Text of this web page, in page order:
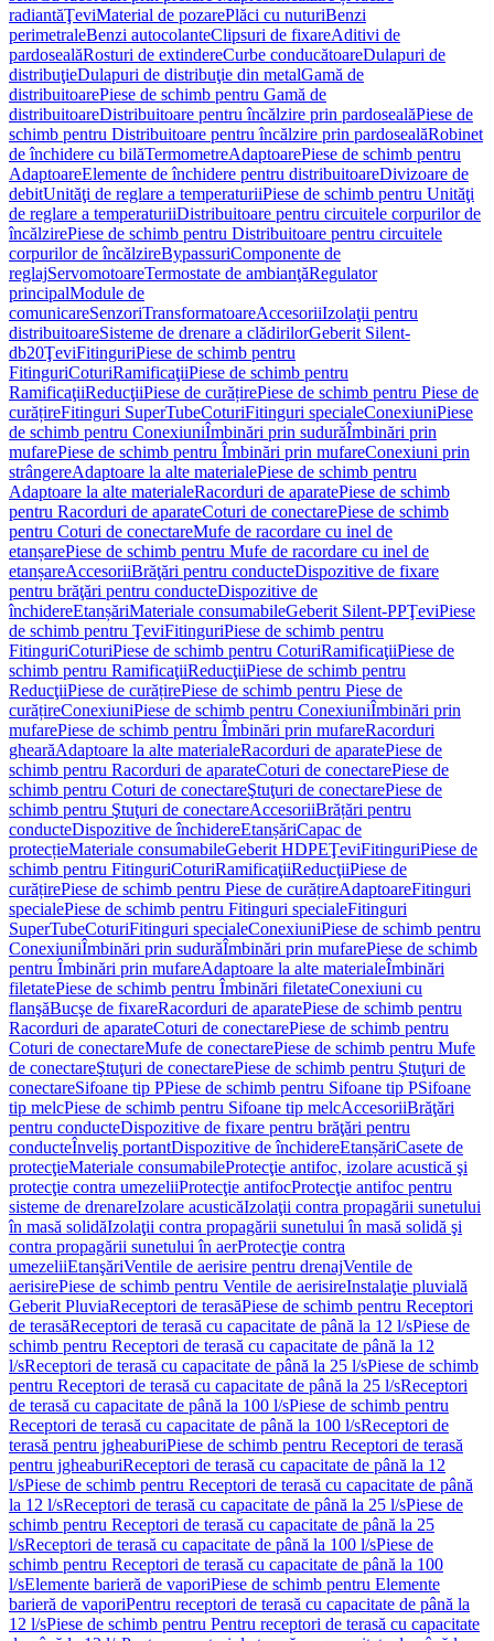
radiantăŢeviMaterial de pozarePlăci cu nuturiBenzi
perimetraleBenzi autocolanteClipsuri de fixareAditivi de
pardosealăRosturi de extindereCurbe conducătoareDulapuri de
distribuţieDulapuri de distribuţie din metalGamă de
distribuitoarePiese de schimb pentru Gamă de
distribuitoareDistribuitoare pentru încălzire prin pardosealăPiese de
schimb pentru Distribuitoare pentru încălzire prin pardosealăRobinet
de închidere cu bilăTermometreAdaptoarePiese de schimb pentru
AdaptoareElemente de închidere pentru distribuitoareDivizoare de
debitUnităţi de reglare a temperaturiiPiese de schimb pentru Unităţi
de reglare a temperaturiiDistribuitoare pentru circuitele corpurilor de
încălzirePiese de schimb pentru Distribuitoare pentru circuitele
corpurilor de încălzireBypassuriComponente de
reglajServomotoareTermostate de ambianţăRegulator
principalModule de
comunicareSenzoriTransformatoareAccesoriiIzolaţii pentru
distribuitoareSisteme de drenare a clădirilorGeberit Silent-
db20ŢeviFitinguriPiese de schimb pentru
FitinguriCoturiRamificaţiiPiese de schimb pentru
RamificaţiiReducţiiPiese de curățirePiese de schimb pentru Piese de
curățireFitinguri SuperTubeCoturiFitinguri specialeConexiuniPiese
de schimb pentru ConexiuniÎmbinări prin sudurăÎmbinări prin
mufarePiese de schimb pentru Îmbinări prin mufareConexiuni prin
strângereAdaptoare la alte materialePiese de schimb pentru
Adaptoare la alte materialeRacorduri de aparatePiese de schimb
pentru Racorduri de aparateCoturi de conectarePiese de schimb
pentru Coturi de conectareMufe de racordare cu inel de
etanșarePiese de schimb pentru Mufe de racordare cu inel de
etanșareAccesoriiBrăţări pentru conducteDispozitive de fixare
pentru brăţări pentru conducteDispozitive de
închidereEtanșăriMateriale consumabileGeberit Silent-PPŢeviPiese
de schimb pentru ŢeviFitinguriPiese de schimb pentru
FitinguriCoturiPiese de schimb pentru CoturiRamificaţiiPiese de
schimb pentru RamificaţiiReducţiiPiese de schimb pentru
ReducţiiPiese de curățirePiese de schimb pentru Piese de
curățireConexiuniPiese de schimb pentru ConexiuniÎmbinări prin
mufarePiese de schimb pentru Îmbinări prin mufareRacorduri
ghearăAdaptoare la alte materialeRacorduri de aparatePiese de
schimb pentru Racorduri de aparateCoturi de conectarePiese de
schimb pentru Coturi de conectareŞtuţuri de conectarePiese de
schimb pentru Ştuţuri de conectareAccesoriiBrățări pentru
conducteDispozitive de închidereEtanșăriCapac de
protecțieMateriale consumabileGeberit HDPEŢeviFitinguriPiese de
schimb pentru FitinguriCoturiRamificaţiiReducţiiPiese de
curățirePiese de schimb pentru Piese de curățireAdaptoareFitinguri
specialePiese de schimb pentru Fitinguri specialeFitinguri
SuperTubeCoturiFitinguri specialeConexiuniPiese de schimb pentru
ConexiuniÎmbinări prin sudurăÎmbinări prin mufarePiese de schimb
pentru Îmbinări prin mufareAdaptoare la alte materialeÎmbinări
filetatePiese de schimb pentru Îmbinări filetateConexiuni cu
flanşăBucşe de fixareRacorduri de aparatePiese de schimb pentru
Racorduri de aparateCoturi de conectarePiese de schimb pentru
Coturi de conectareMufe de conectarePiese de schimb pentru Mufe
de conectareŞtuţuri de conectarePiese de schimb pentru Ştuţuri de
conectareSifoane tip PPiese de schimb pentru Sifoane tip PSifoane
tip melcPiese de schimb pentru Sifoane tip melcAccesoriiBrăţări
pentru conducteDispozitive de fixare pentru brăţări pentru
conducteÎnveliş portantDispozitive de închidereEtanșăriCasete de
protecţieMateriale consumabileProtecţie antifoc, izolare acustică şi
protecţie contra umezeliiProtecţie antifocProtecţie antifoc pentru
sisteme de drenareIzolare acusticăIzolaţii contra propagării sunetului
în masă solidăIzolaţii contra propagării sunetului în masă solidă şi
contra propagării sunetului în aerProtecţie contra
umezeliiEtanşăriVentile de aerisire pentru drenajVentile de
aerisirePiese de schimb pentru Ventile de aerisireInstalaţie pluvială
Geberit PluviaReceptori de terasăPiese de schimb pentru Receptori
de terasăReceptori de terasă cu capacitate de până la 12 l/sPiese de
schimb pentru Receptori de terasă cu capacitate de până la 12
l/sReceptori de terasă cu capacitate de până la 25 l/sPiese de schimb
pentru Receptori de terasă cu capacitate de până la 25 l/sReceptori
de terasă cu capacitate de până la 100 l/sPiese de schimb pentru
Receptori de terasă cu capacitate de până la 100 l/sReceptori de
terasă pentru jgheaburiPiese de schimb pentru Receptori de terasă
pentru jgheaburiReceptori de terasă cu capacitate de până la 12
l/sPiese de schimb pentru Receptori de terasă cu capacitate de până
la 12 l/sReceptori de terasă cu capacitate de până la 25 l/sPiese de
schimb pentru Receptori de terasă cu capacitate de până la 25
l/sReceptori de terasă cu capacitate de până la 100 l/sPiese de
schimb pentru Receptori de terasă cu capacitate de până la 100
l/sElemente barieră de vaporiPiese de schimb pentru Elemente
barieră de vaporiPentru receptori de terasă cu capacitate de până la
12 l/sPiese de schimb pentru Pentru receptori de terasă cu capacitate